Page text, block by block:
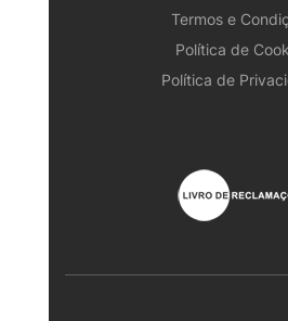
Termos e
Política de
Política de